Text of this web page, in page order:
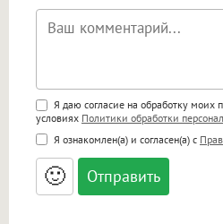
Поддержка HTML
<b>, <strong>, <u>, <i>,
<small>, <sup>, <sub>,
<blockquote>, <code>
адреса URL автоматически
ссылками, и [img]адрес[/
Я даю согласие на обработку моих
условиях Политики обработки
Я ознакомлен(а) и согласен(а) с
🙂